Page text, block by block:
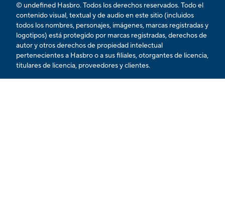
© undefined Hasbro. Todos los derechos reservados. Todo el
contenido visual, textual y de audio en este sitio (incluidos
todos los nombres, personajes, imágenes, marcas registradas y
logotipos) está protegido por marcas registradas, derechos de
autor y otros derechos de propiedad intelectual
pertenecientes a Hasbro o a sus filiales, otorgantes de licencia,
titulares de licencia, proveedores y clientes.